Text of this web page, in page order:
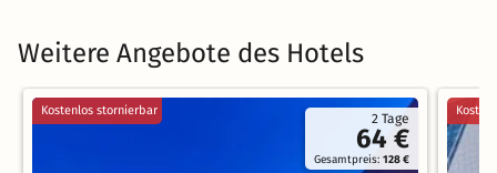
Weitere Angebote des Hotels
2 Tage
64 €
Gesamtpreis:128 €
Kostenlos stornierbar